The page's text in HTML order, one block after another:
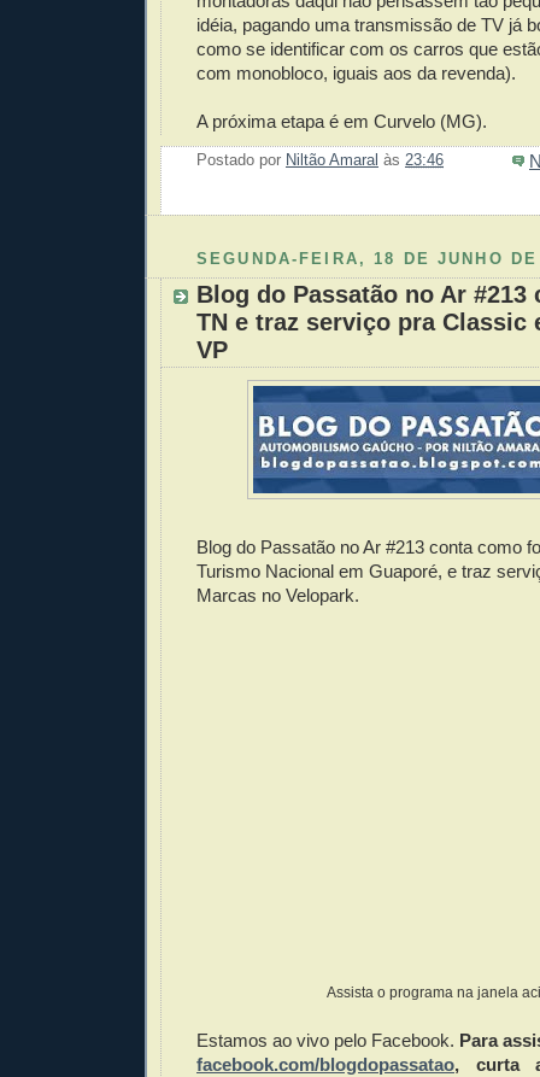
idéia, pagando uma transmissão de TV já
como se identificar com os carros que
com monobloco, iguais aos da revenda).
A próxima etapa é em Curvelo (MG).
Postado por Niltão Amaral às 23:46
SEGUNDA-FEIRA, 18 DE JUNHO
Blog do Passatão no Ar #213
TN e traz serviço pra Classic
VP
Blog do Passatão no Ar #213 conta como
Turismo Nacional em Guaporé, e traz
Marcas no Velopark.
Assista o programa na janela
Estamos ao vivo pelo Facebook. Para
facebook.com/blogdopassatao, curta